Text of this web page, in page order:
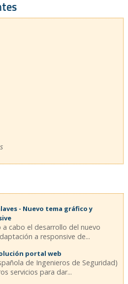
- Nuevo tema gráfico y
a cabo el desarrollo del nuevo
a responsive de...
portal web
de Ingenieros de Seguridad)
servicios para dar...